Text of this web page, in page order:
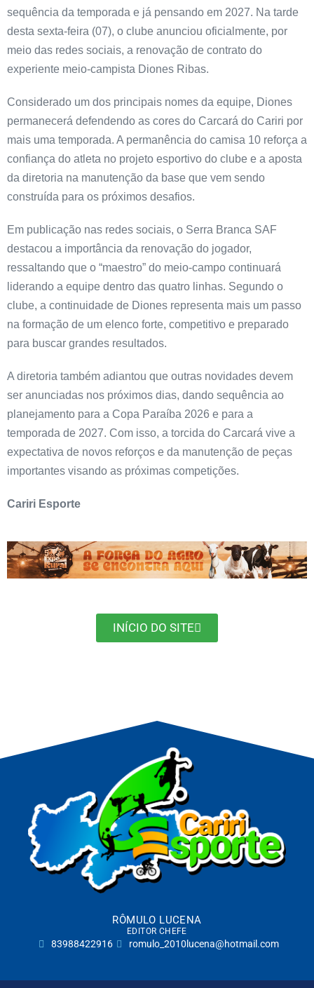
sequência da temporada e já pensando em 2027. Na tarde
desta sexta-feira (07), o clube anunciou oficialmente, por
meio das redes sociais, a renovação de contrato do
experiente meio-campista Diones Ribas.
Considerado um dos principais nomes da equipe, Diones
permanecerá defendendo as cores do Carcará do Cariri por
mais uma temporada. A permanência do camisa 10 reforça a
confiança do atleta no projeto esportivo do clube e a aposta
da diretoria na manutenção da base que vem sendo
construída para os próximos desafios.
Em publicação nas redes sociais, o Serra Branca SAF
destacou a importância da renovação do jogador,
ressaltando que o “maestro” do meio-campo continuará
liderando a equipe dentro das quatro linhas. Segundo o
clube, a continuidade de Diones representa mais um passo
na formação de um elenco forte, competitivo e preparado
para buscar grandes resultados.
A diretoria também adiantou que outras novidades devem
ser anunciadas nos próximos dias, dando sequência ao
planejamento para a Copa Paraíba 2026 e para a
temporada de 2027. Com isso, a torcida do Carcará vive a
expectativa de novos reforços e da manutenção de peças
importantes visando as próximas competições.
Cariri Esporte
INÍCIO DO SITE
RÔMULO LUCENA
EDITOR CHEFE
83988422916 romulo_2010lucena@hotmail.com